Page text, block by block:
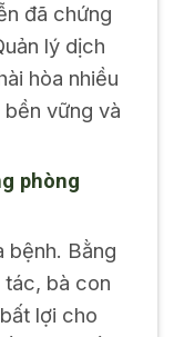
đã chứng
lý dịch
hòa nhiều
vững và
phòng
bệnh. Bằng
tác, bà con
lợi cho